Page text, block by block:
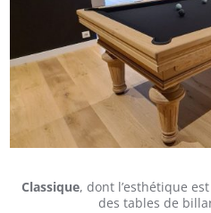
Classique, dont l’esthétique
des tables de